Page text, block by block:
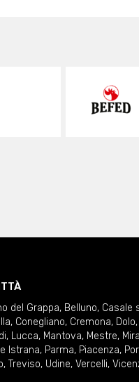
del Grappa, Belluno, Casale
, Conegliano, Cremona, Dolo,
, Lucca, Mantova, Mestre,
Istrana, Parma, Piacenza,
, Treviso, Udine, Vercelli,